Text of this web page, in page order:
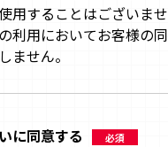
用することはございま
利用においてお客様の
ません。
に同意する 必須